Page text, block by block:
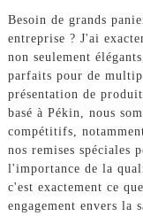
Besoin de grands
entreprise ? J'ai
non seulement
parfaits pour de
présentation de
basé à Pékin, nous
compétitifs,
nos remises spéciales
l'importance de la
c'est exactement ce
engagement envers la